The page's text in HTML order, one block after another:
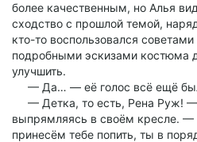
более качественным, но Алья
сходство с прошлой темой,
кто-то воспользовался
подробными эскизами костюма
улучшить.
— Да… — её голос всё ещё
— Детка, то есть, Рена Руж! —
выпрямляясь в своём кресле. —
принесём тебе попить, ты в